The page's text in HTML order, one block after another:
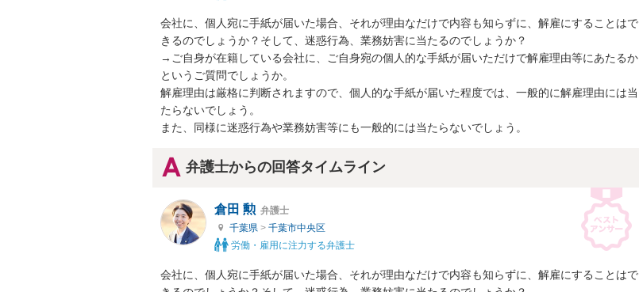
会社に、個人宛に手紙が届いた場合、それが理由なだけで内容も知らずに、解雇にすることはで
きるのでしょうか？そして、迷惑行為、業務妨害に当たるのでしょうか？
→ご自身が在籍している会社に、ご自身宛の個人的な手紙が届いただけで解雇理由等にあたるか
というご質問でしょうか。
解雇理由は厳格に判断されますので、個人的な手紙が届いた程度では、一般的に解雇理由には当
たらないでしょう。
また、同様に迷惑行為や業務妨害等にも一般的には当たらないでしょう。
弁護士からの回答タイムライン
倉田 勲 弁護士
千葉県 > 千葉市中央区
労働・雇用に注力する弁護士
会社に、個人宛に手紙が届いた場合、それが理由なだけで内容も知らずに、解雇にすることはで